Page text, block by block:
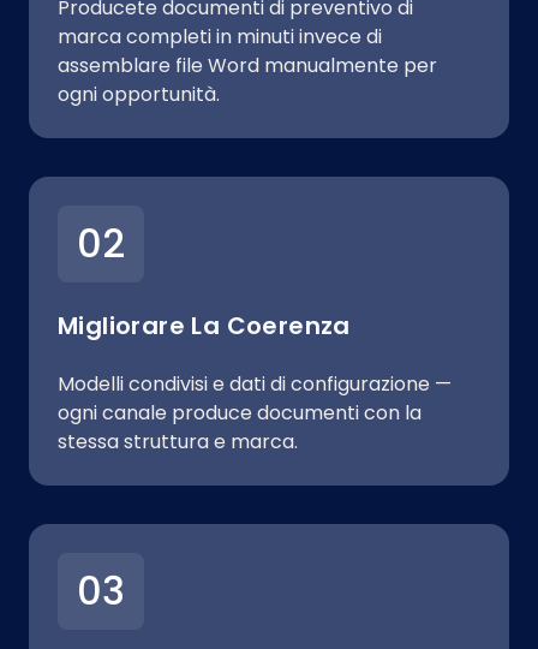
Producete documenti di preventivo di
marca completi in minuti invece di
assemblare file Word manualmente per
ogni opportunità.
02
Migliorare La Coerenza
Modelli condivisi e dati di configurazione —
ogni canale produce documenti con la
stessa struttura e marca.
03